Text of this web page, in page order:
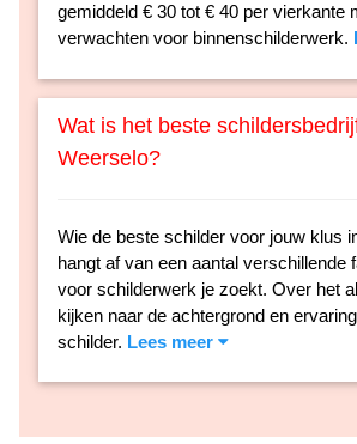
gemiddeld € 30 tot € 40 per vierkante
verwachten voor binnenschilderwerk.
Wat is het beste
Weerselo?
Wie de beste schilder voor jouw klus
hangt af van een aantal verschillende
voor schilderwerk je zoekt. Over het
kijken naar de achtergrond en
schilder. Lees meer